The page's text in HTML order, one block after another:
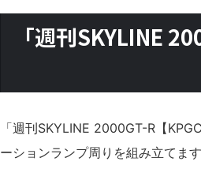
「週刊SKYLINE
「週刊SKYLINE 2000GT-R【
ーションランプ周りを組み立てます